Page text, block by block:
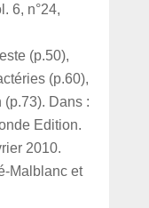
6, n°24,
(p.50),
(p.60),
(p.73). Dans :
Edition.
2010.
Malblanc et